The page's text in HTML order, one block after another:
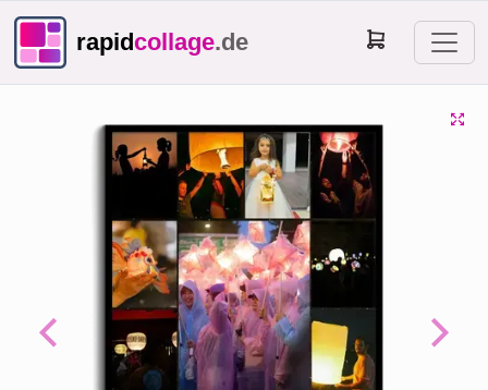
rapidcollage.de
Previous Next